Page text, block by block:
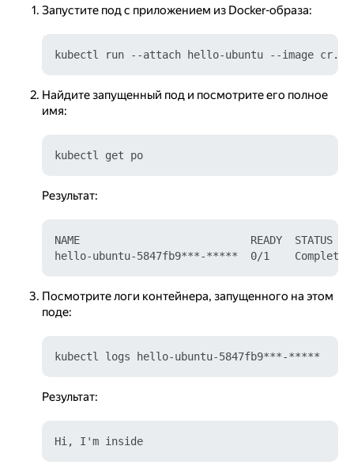
Запустите под с приложением из Docker-образа:
Найдите запущенный под и посмотрите его полное
имя:
Результат:
NAME                           READY  STATUS
Посмотрите логи контейнера, запущенного на этом
поде:
Результат: